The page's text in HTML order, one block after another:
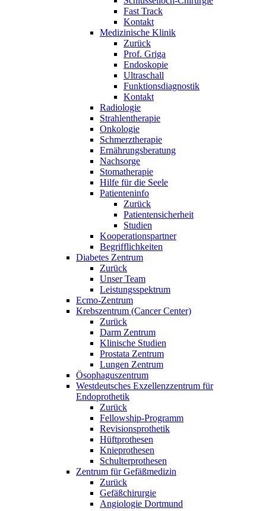
Fast Track
Kontakt
Medizinische Klinik
Zurück
Prof. Griga
Endoskopie
Ultraschall
Funktionsdiagnostik
Kontakt
Radiologie
Strahlentherapie
Onkologie
Schmerztherapie
Ernährungsberatung
Nachsorge
Stomatherapie
Hilfe für die Seele
Patienteninfo
Zurück
Patientensicherheit
Studien
Kooperationspartner
Begrifflichkeiten
Diabetes Zentrum
Zurück
Unser Team
Leistungsspektrum
Ecmo-Zentrum
Krebszentrum (Cancer Center)
Zurück
Darm Zentrum
Klinische Studien
Prostata Zentrum
Lungen Zentrum
Ösophaguszentrum
Westdeutsches Exzellenzzentrum für
Endoprothetik
Zurück
Fellowship-Programm
Revisionsprothetik
Hüftprothesen
Knieprothesen
Schulterprothesen
Zentrum für Gefäßmedizin
Zurück
Gefäßchirurgie
Angiologie Dortmund